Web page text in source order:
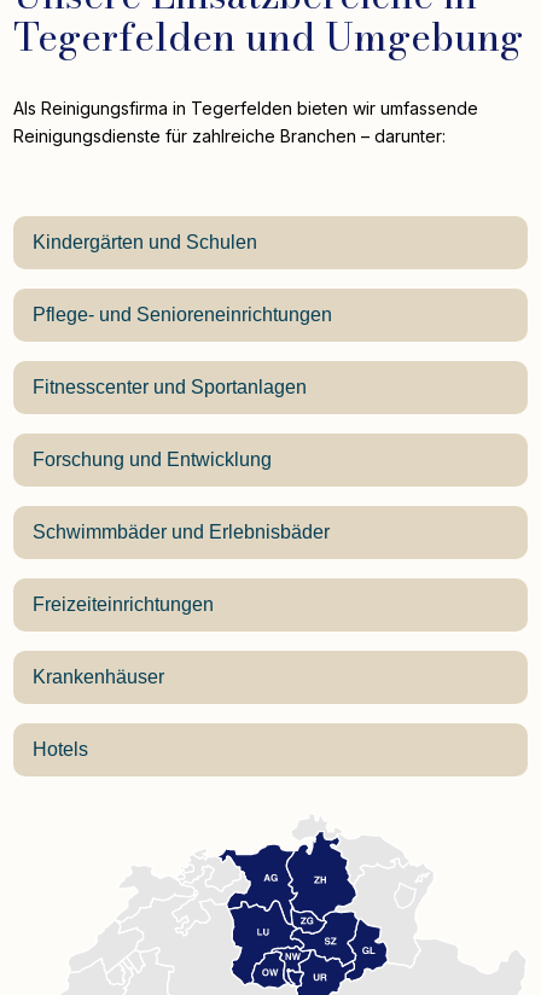
Tegerfelden und Umgebung
Als Reinigungsfirma in Tegerfelden bieten wir umfassende
Reinigungsdienste für zahlreiche Branchen – darunter:
Kindergärten und Schulen
Pflege- und Senioreneinrichtungen
Fitnesscenter und Sportanlagen
Forschung und Entwicklung
Schwimmbäder und Erlebnisbäder
Freizeiteinrichtungen
Krankenhäuser
Hotels